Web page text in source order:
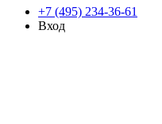
+7 (495) 234-36-61
Вход